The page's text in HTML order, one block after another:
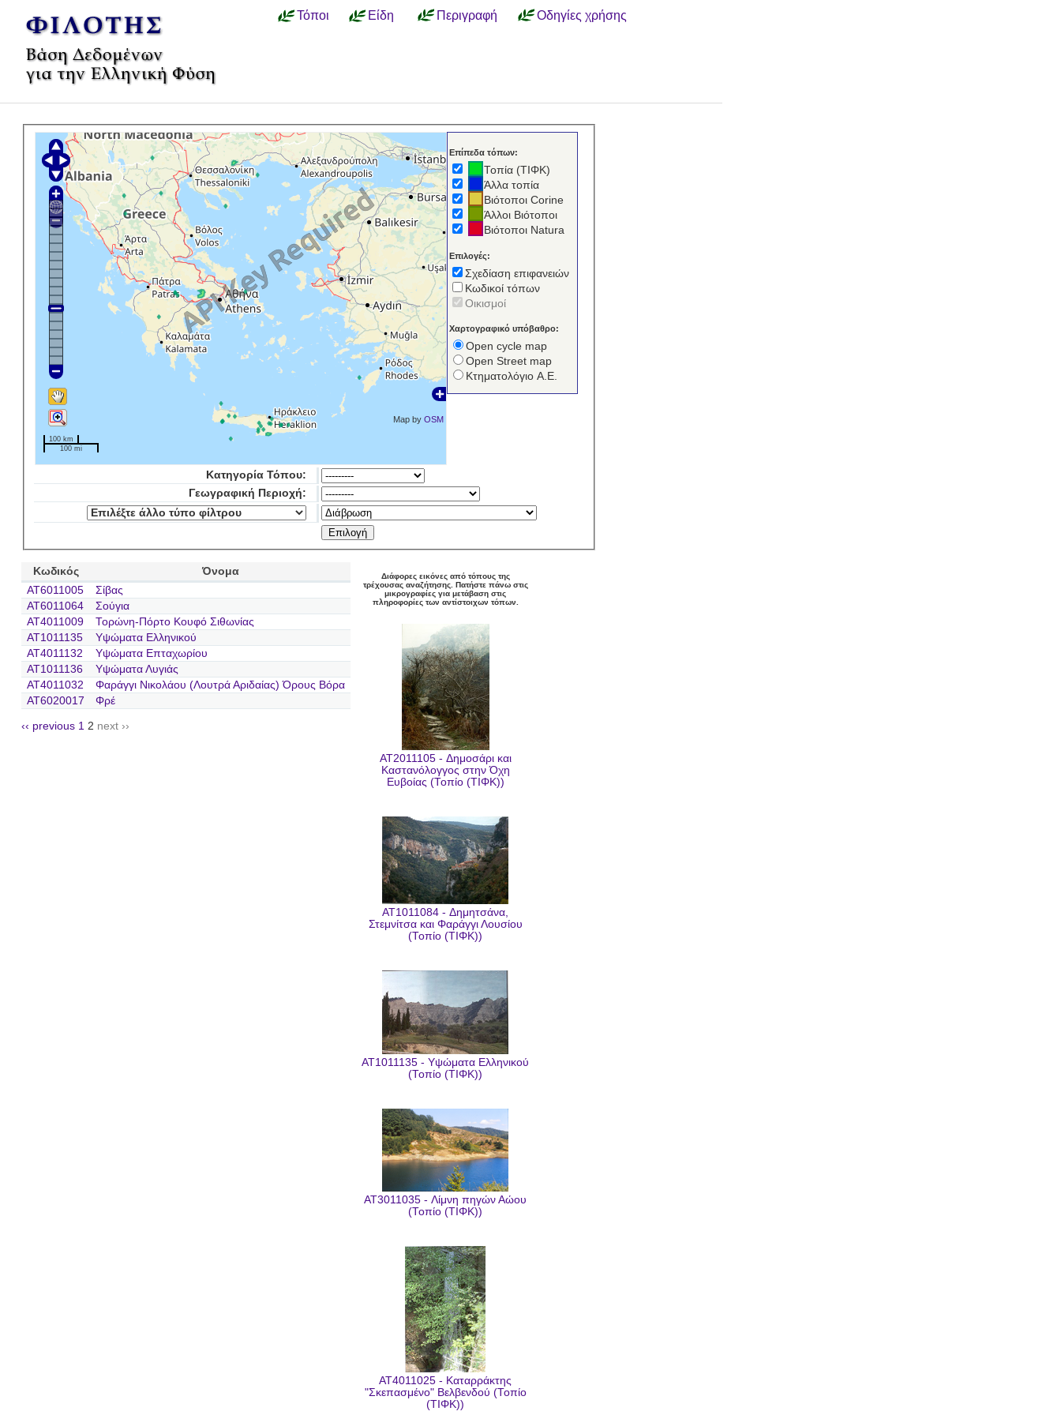
Τόποι Είδη Περιγραφή Οδηγίες χρήσης
Map byOSM
100 km
100 mi
Επίπεδα τόπων:
Τοπία (ΤΙΦΚ)
Άλλα τοπία
Βιότοποι Corine
Άλλοι Βιότοποι
Βιότοποι Natura
Επιλογές:
Σχεδίαση επιφανειών
Κωδικοί τόπων
Οικισμοί
Χαρτογραφικό υπόβαθρο:
Open cycle map
Open Street map
Κτηματολόγιο Α.Ε.
Κατηγορία Τόπου:
Γεωγραφική Περιοχή:
Κωδικός
Όνομα
AT6011005
Σίβας
AT6011064
Σούγια
AT4011009
Τορώνη-Πόρτο Κουφό Σιθωνίας
AT1011135
Υψώματα Ελληνικού
AT4011132
Υψώματα Επταχωρίου
AT1011136
Υψώματα Λυγιάς
AT4011032
Φαράγγι Νικολάου (Λουτρά Αριδαίας) Όρους Βόρα
AT6020017
Φρέ
‹‹ previous 1 2 next ››
Διάφορες εικόνες από τόπους της
τρέχουσας αναζήτησης. Πατήστε πάνω στις
μικρογραφίες για μετάβαση στις
πληροφορίες των αντίστοιχων τόπων.
AT2011105 - Δημοσάρι και
Kαστανόλογγος στην Όχη
Ευβοίας (Τοπίο (ΤΙΦΚ))
AT1011084 - Δημητσάνα,
Στεμνίτσα και Φαράγγι Λουσίου
(Τοπίο (ΤΙΦΚ))
AT1011135 - Υψώματα Ελληνικού
(Τοπίο (ΤΙΦΚ))
AT3011035 - Λίμνη πηγών Αώου
(Τοπίο (ΤΙΦΚ))
AT4011025 - Καταρράκτης
"Σκεπασμένο" Βελβενδού (Τοπίο
(ΤΙΦΚ))